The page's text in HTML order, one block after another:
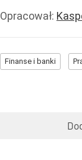
Opracował:
Finanse i banki